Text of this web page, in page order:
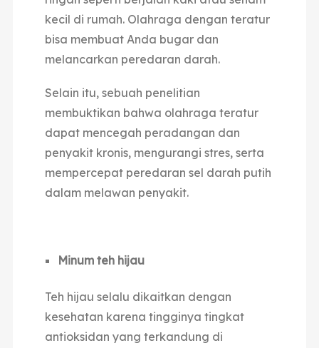
kecil di rumah. Olahraga dengan teratur
bisa membuat Anda bugar dan
melancarkan peredaran darah.
Selain itu, sebuah penelitian
membuktikan bahwa olahraga teratur
dapat mencegah peradangan dan
penyakit kronis, mengurangi stres, serta
mempercepat peredaran sel darah putih
dalam melawan penyakit.
Minum teh hijau
Teh hijau selalu dikaitkan dengan
kesehatan karena tingginya tingkat
antioksidan yang terkandung di